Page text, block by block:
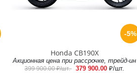
-5%
Honda CB190X
Акционная цена при рассрочке, трейд-ин
399 900.00₽/шт. 379 900.00 ₽/шт.